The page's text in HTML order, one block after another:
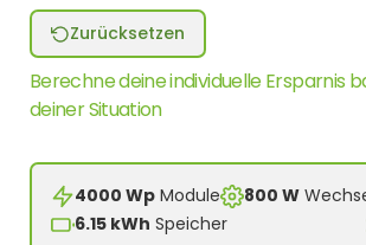
Zurücksetzen
Berechne deine individuelle Ersparnis
deiner Situation
4000 Wp Module 800 W
6.15 kWh Speicher